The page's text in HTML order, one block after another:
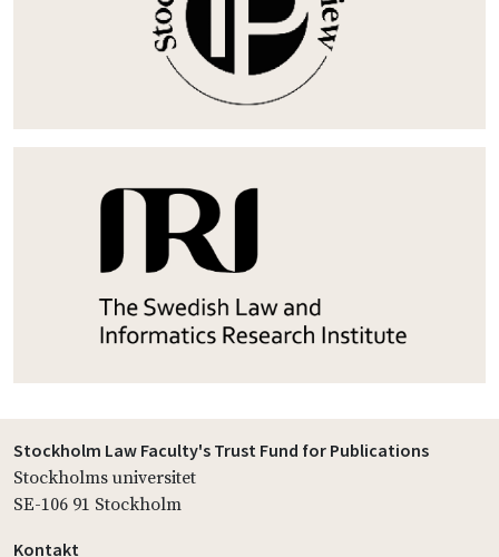
Stockholm Law Faculty's Trust Fund for Publications
Stockholms universitet
SE-106 91 Stockholm
Kontakt